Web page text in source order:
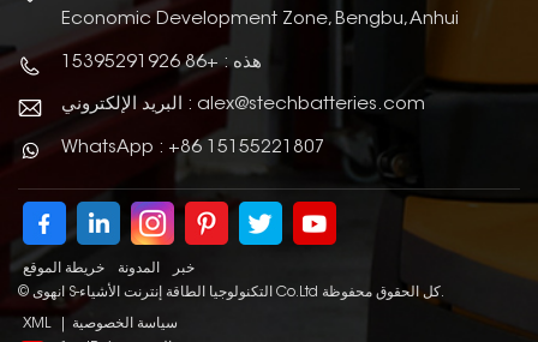
Economic Development Zone, Bengbu, Anhui
هذه : +86 15395291926
البريد الإلكتروني : alex@stechbatteries.com
WhatsApp : +86 15155221807
خريطة الموقع المدونة
خبر
© انهوى S-التكنولوجيا الطاقة إنترنت الأشياء Co.Ltd كل الحقوق محفوظة.
XML
سياسة الخصوصية